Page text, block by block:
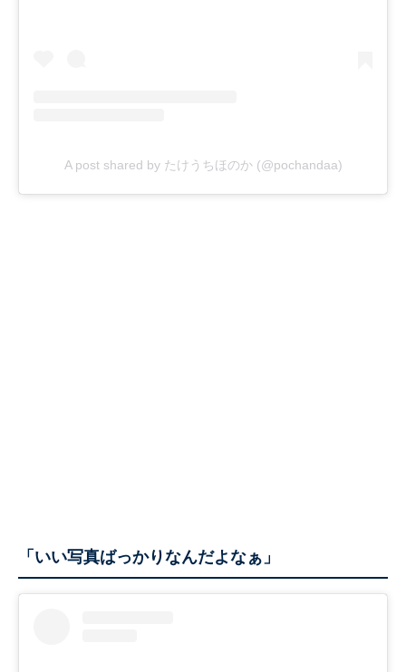
A post shared by たけうちほのか (@pochandaa)
「いい写真ばっかりなんだよなぁ」